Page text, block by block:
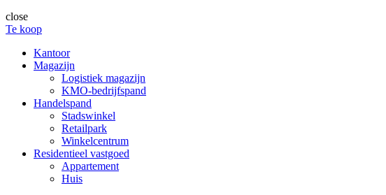
close
Te koop
Kantoor
Magazijn
Logistiek magazijn
KMO-bedrijfspand
Handelspand
Stadswinkel
Retailpark
Winkelcentrum
Residentieel vastgoed
Appartement
Huis